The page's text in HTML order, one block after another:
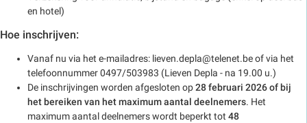
en hotel)
Hoe inschrijven:
Vanaf nu via het e-mailadres: lieven.depla@telenet.be of via het
telefoonnummer 0497/503983 (Lieven Depla - na 19.00 u.)
De inschrijvingen worden afgesloten op28 februari 2026 of bij
het bereiken van het maximum aantal deelnemers. Het
maximum aantal deelnemers wordt beperkt tot 48